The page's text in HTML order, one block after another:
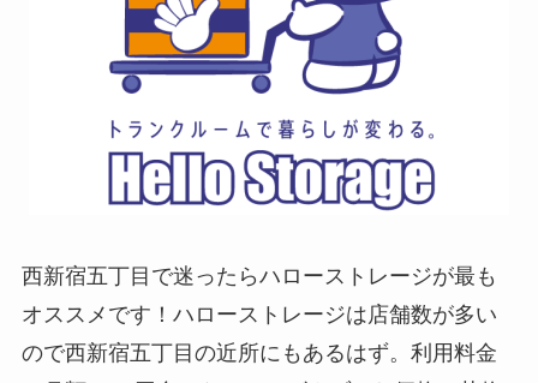
西新宿五丁目で迷ったらハローストレージが最も
オススメです！ハローストレージは店舗数が多い
ので西新宿五丁目の近所にもあるはず。利用料金